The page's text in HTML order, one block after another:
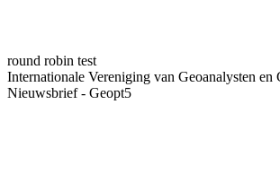
round robin test
Internationale Vereniging van Geoanalysten en
Nieuwsbrief - Geopt5